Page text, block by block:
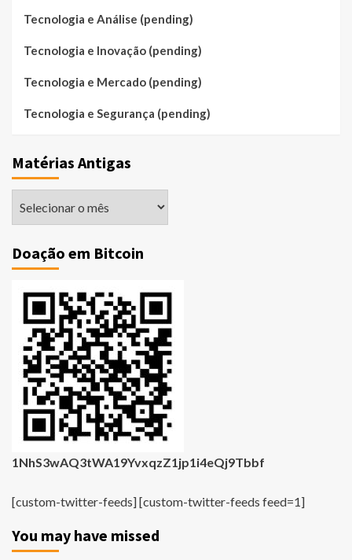
Tecnologia e Análise (pending)
Tecnologia e Inovação (pending)
Tecnologia e Mercado (pending)
Tecnologia e Segurança (pending)
Matérias Antigas
Doação em Bitcoin
1NhS3wAQ3tWA19YvxqzZ1jp1i4eQj9Tbbf
[custom-twitter-feeds] [custom-twitter-feeds feed=1]
You may have missed